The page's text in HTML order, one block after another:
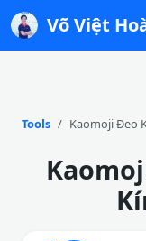
Võ Việt
Tools Kaomoji Đeo